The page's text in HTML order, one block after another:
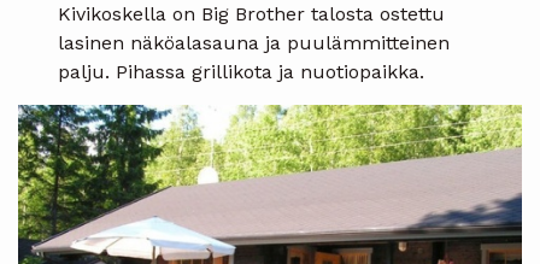
Kivikoskella on Big Brother talosta ostettu
lasinen näköalasauna ja puulämmitteinen
palju. Pihassa grillikota ja nuotiopaikka.